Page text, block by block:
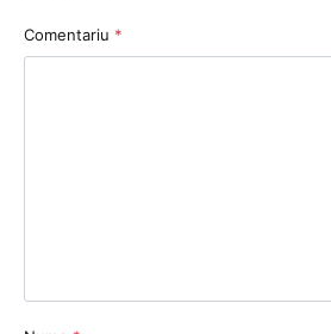
Comentariu *